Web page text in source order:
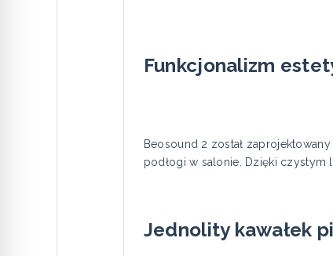
Funkcjonalizm
Beosound 2 został
podłogi w salonie. Dzięki czystym
Jednolity kawałek